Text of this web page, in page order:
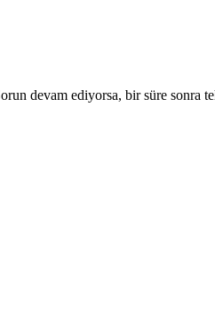
devam ediyorsa, bir süre